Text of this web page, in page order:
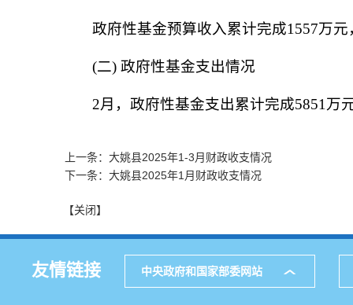
政府性基金预算收入累计完成1557万
(二) 政府性基金支出情况
2月，政府性基金支出累计完成5851万
上一条：大姚县2025年1-3月财政收支情况
下一条：大姚县2025年1月财政收支情况
【关闭】
友情链接 中央政府和国家部委网站